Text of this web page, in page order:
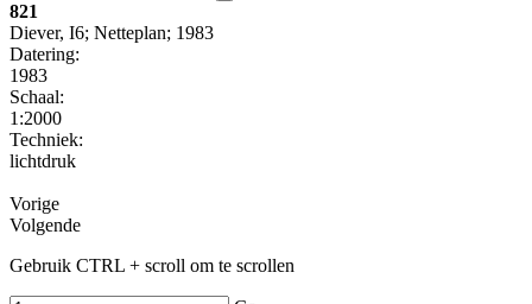
821
Diever, I6; Netteplan; 1983
Datering:
1983
Schaal:
1:2000
Techniek:
lichtdruk
Vorige
Volgende
Gebruik CTRL + scroll om te scrollen